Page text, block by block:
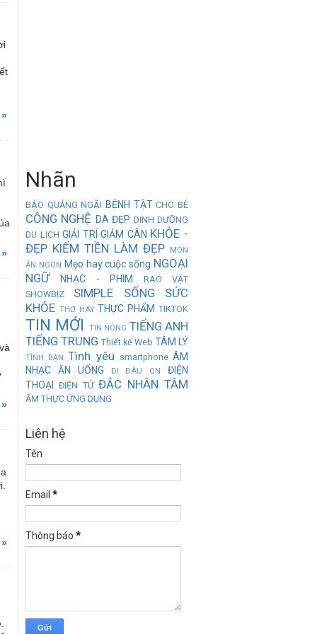
Nhãn
BÁO QUẢNG NGÃI BỆNH TẬT CHO BÉ
CÔNG NGHỆ DA ĐẸP DINH DƯỠNG
DU LỊCH GIẢI TRÍ GIẢM CÂN KHỎE -
ĐẸP KIẾM TIỀN LÀM ĐẸP
MÓN
ĂN NGON Mẹo hay cuộc sống NGOẠI
NGỮ
NHẠC - PHIM
RAO VẶT
SHOWBIZ
SIMPLE SỐNG
SỨC
KHỎE THƠ HAY THỰC PHẨM TIKTOK
TIN MỚI TIN NÓNG TIẾNG ANH
TIẾNG TRUNG Thiết kế Web TÂM LÝ
TÌNH BẠN Tình yêu smartphone ÂM
NHẠC
ĂN UỐNG ĐI ĐÂU QN
ĐIỆN
THOẠI ĐIỆN TỬ ĐẮC NHÂN TÂM
ẨM THỰC ỨNG DỤNG
Liên hệ
Tên
Email *
Thông báo *